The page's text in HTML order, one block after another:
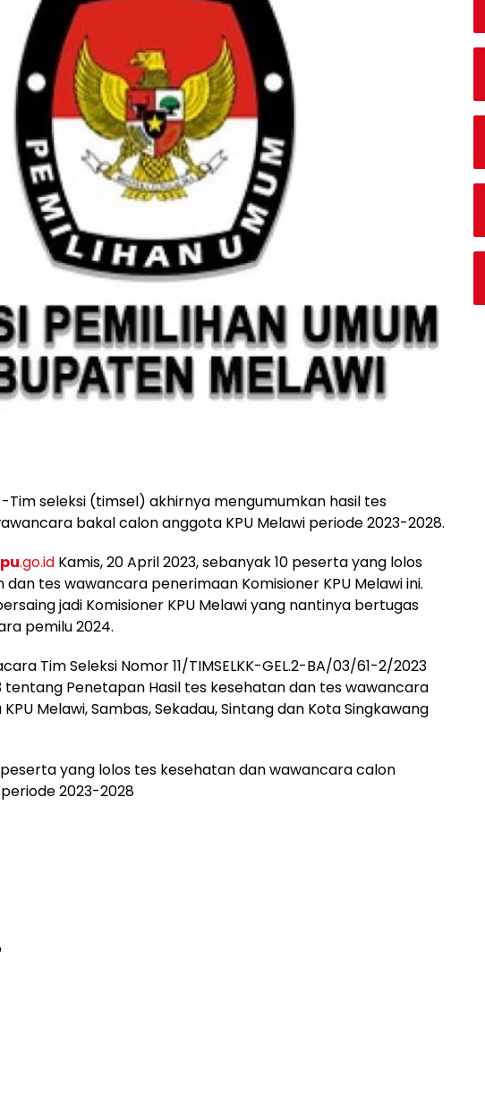
-Tim seleksi (timsel) akhirnya mengumumkan hasil tes
bakal calon anggota KPU Melawi periode 2023-2028.
.go.id Kamis, 20 April 2023, sebanyak 10 peserta yang lolos
tes wawancara penerimaan Komisioner KPU Melawi ini.
jadi Komisioner KPU Melawi yang nantinya bertugas
pemilu 2024.
Tim Seleksi Nomor 11/TIMSELKK-GEL.2-BA/03/61-2/2023
tentang Penetapan Hasil tes kesehatan dan tes wawancara
Melawi, Sambas, Sekadau, Sintang dan Kota Singkawang
yang lolos tes kesehatan dan wawancara calon
2023-2028